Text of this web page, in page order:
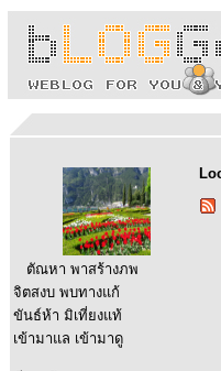
ตัณหา พาสร้างภพ
จิตสงบ พบทางแก้
ขันธ์ห้า มิเที่ยงแท้
เข้ามาแล เข้ามาดู